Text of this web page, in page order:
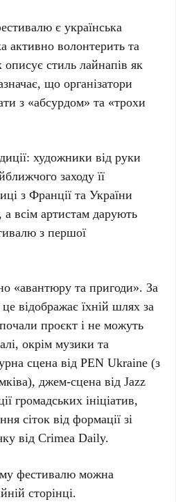
є українська
активно волонтерить та
описує стиль лайнапів як
що організатори
з «абсурдом» та «трохи
художники від руки
заходу її
зФранції таУкраїни
а всім артистам дарують
з першої
«авантюру та пригоди». За
відображає їхній шлях за
проєкт і не можуть
окрім музики та
сцена відPEN Ukraine (з
), джем-сцена відJazz
громадських ініціатив,
сіток від формації зі
відCrimea Daily.
фестивалю можна
сторінці.